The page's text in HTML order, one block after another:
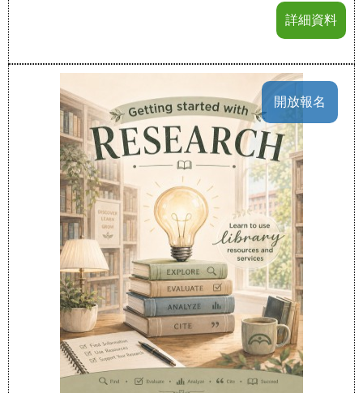
詳細資料
開放報名